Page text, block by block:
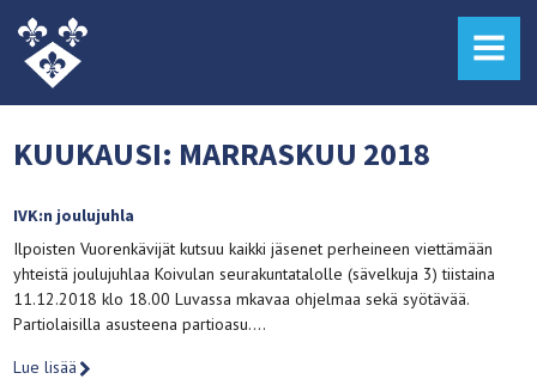
MENU
KUUKAUSI: MARRASKUU 2018
IVK:n joulujuhla
Ilpoisten Vuorenkävijät kutsuu kaikki jäsenet perheineen viettämään
yhteistä joulujuhlaa Koivulan seurakuntatalolle (sävelkuja 3) tiistaina
11.12.2018 klo 18.00 Luvassa mkavaa ohjelmaa sekä syötävää.
Partiolaisilla asusteena partioasu….
Lue lisää